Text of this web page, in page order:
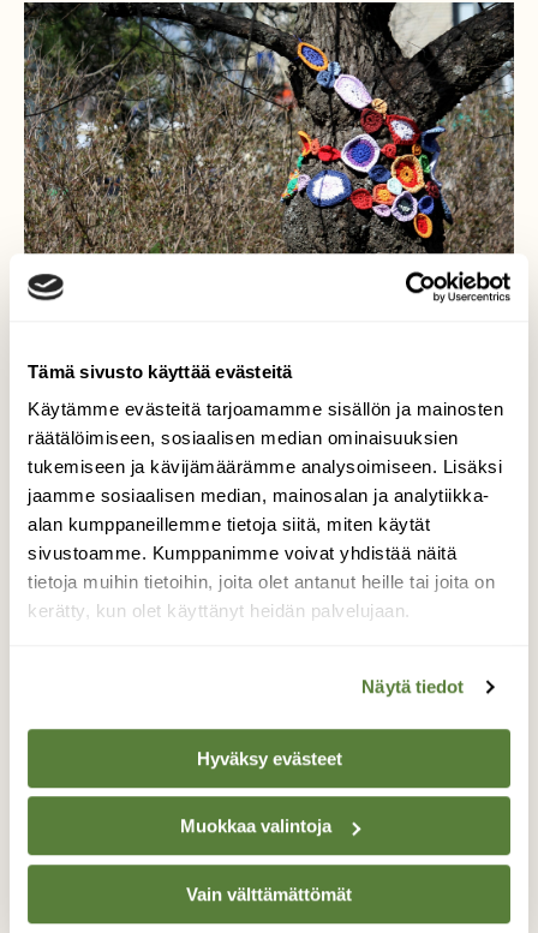
Tämä sivusto käyttää evästeitä
Käytämme evästeitä tarjoamamme sisällön ja mainosten
räätälöimiseen, sosiaalisen median ominaisuuksien
tukemiseen ja kävijämäärämme analysoimiseen. Lisäksi
jaamme sosiaalisen median, mainosalan ja analytiikka-
alan kumppaneillemme tietoja siitä, miten käytät
sivustoamme. Kumppanimme voivat yhdistää näitä
tietoja muihin tietoihin, joita olet antanut heille tai joita on
kerätty, kun olet käyttänyt heidän palvelujaan.
Näytä tiedot
Hyväksy evästeet
Muokkaa valintoja
Vain välttämättömät
Lehtikuusi sai uutta
värikkyyttä
Tornio 400- vuotissynttäreiden 12.5. ja
äitienpäivän kunniaksi torniolaiset